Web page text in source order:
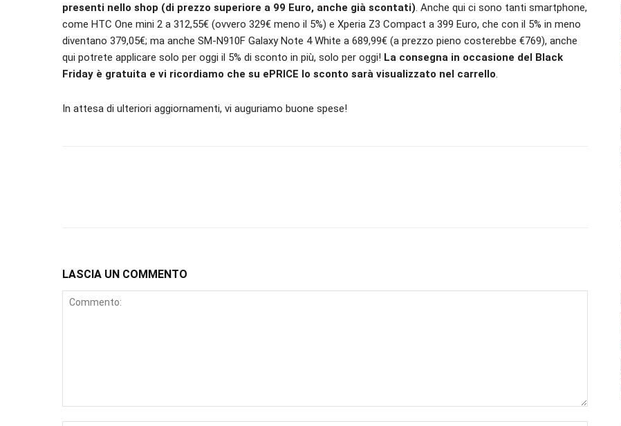
presenti nello shop (di prezzo superiore a 99 Euro, anche già scontati). Anche qui ci sono tanti smartphone,
come HTC One mini 2 a 312,55€ (ovvero 329€ meno il 5%) e Xperia Z3 Compact a 399 Euro, che con il 5% in meno
diventano 379,05€; ma anche SM-N910F Galaxy Note 4 White a 689,99€ (a prezzo pieno costerebbe €769), anche
qui potrete applicare solo per oggi il 5% di sconto in più, solo per oggi! La consegna in occasione del Black
Friday è gratuita e vi ricordiamo che su ePRICE lo sconto sarà visualizzato nel carrello.
In attesa di ulteriori aggiornamenti, vi auguriamo buone spese!
LASCIA UN COMMENTO